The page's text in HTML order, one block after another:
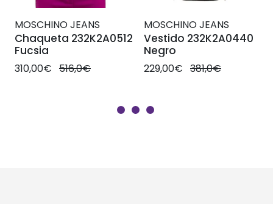
MOSCHINO JEANS
Chaqueta 232K2A0512
Fucsia
310,00€ 516,0€
MOSCHINO JEANS
Vestido 232K2A0440
Negro
229,00€ 381,0€